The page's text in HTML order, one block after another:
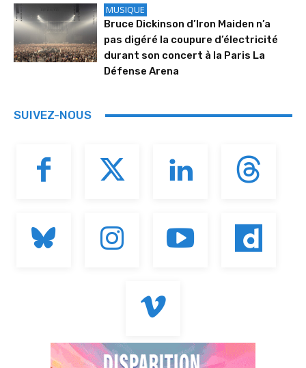
MUSIQUE
Bruce Dickinson d’Iron Maiden n’a
pas digéré la coupure d’électricité
durant son concert à la Paris La
Défense Arena
SUIVEZ-NOUS